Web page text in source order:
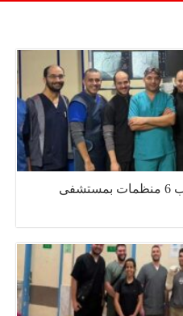
إجراء 74 قسطرة قلبية وتركيب 6 منظمات بمستشفى